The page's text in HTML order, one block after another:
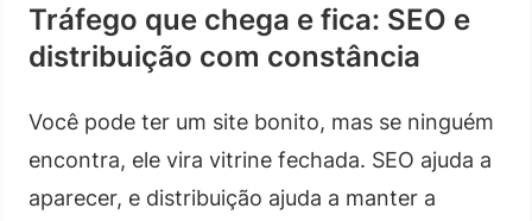
Tráfego que chega e fica: SEO e
distribuição com constância
Você pode ter um site bonito, mas se ninguém
encontra, ele vira vitrine fechada. SEO ajuda a
aparecer, e distribuição ajuda a manter a